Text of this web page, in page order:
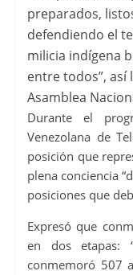
preparados,
defendiendo el
milicia indígena
entre todos”,
Asamblea
Durante el
Venezolana de
posición que
plena conciencia
posiciones que
Expresó que
en dos
conmemoró 507